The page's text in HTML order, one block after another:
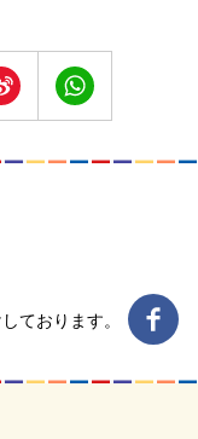
WhatsApp
ております。